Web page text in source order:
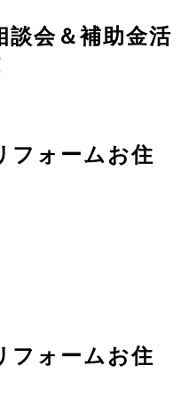
談会＆補助金活
フォームお住
フォームお住